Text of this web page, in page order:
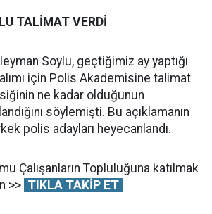
TALİMAT VERDİ
Soylu, geçtiğimiz ay yaptığı
için Polis Akademisine talimat
ne kadar olduğunun
söylemişti. Bu açıklamanın
polis adayları heyecanlandı.
Çalışanların Topluluğuna katılmak
>> TIKLA TAKİP ET